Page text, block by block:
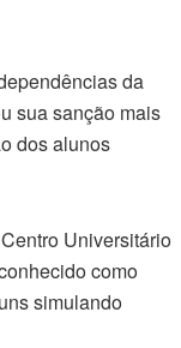
da
sua sanção mais
dos alunos
Universitário
como
simulando